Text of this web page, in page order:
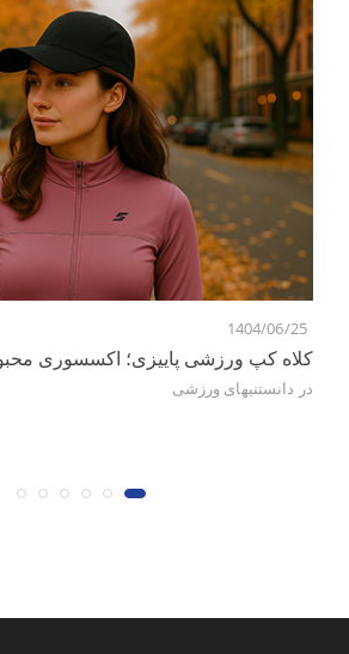
1404/06/25
کلاه کپ ورزشی پاییزی؛ اکسسوری
در دانستنیهای ورزشی